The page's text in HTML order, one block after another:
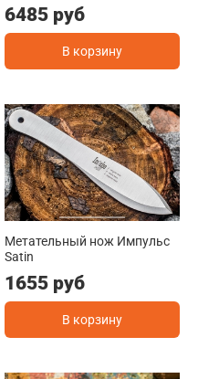
6485 руб
В корзину
Метательный нож Импульс
Satin
1655 руб
В корзину